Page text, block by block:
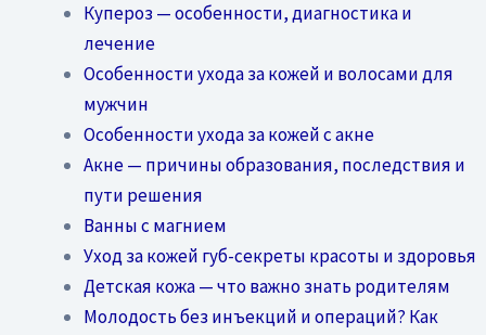
Купероз — особенности, диагностика и
лечение
Особенности ухода за кожей и волосами для
мужчин
Особенности ухода за кожей с акне
Акне — причины образования, последствия и
пути решения
Ванны с магнием
Уход за кожей губ-секреты красоты и здоровья
Детская кожа — что важно знать родителям
Молодость без инъекций и операций? Как